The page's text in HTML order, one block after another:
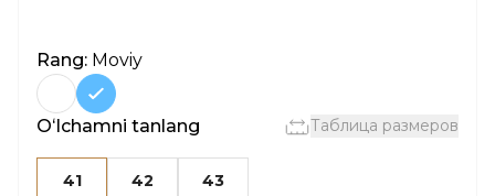
Rang: Moviy
Oʻlchamni tanlang Таблица размеров
41 42 43